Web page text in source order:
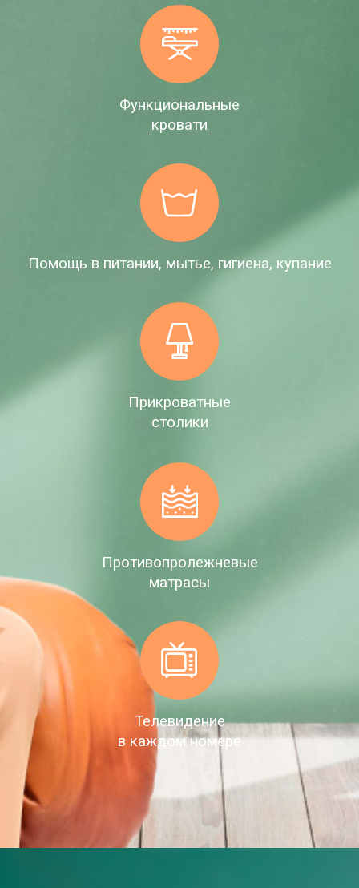
Функциональные
кровати
Помощь в питании, мытье, гигиена, купание
Прикроватные
столики
Противопролежневые
матрасы
Телевидение
в каждом номере